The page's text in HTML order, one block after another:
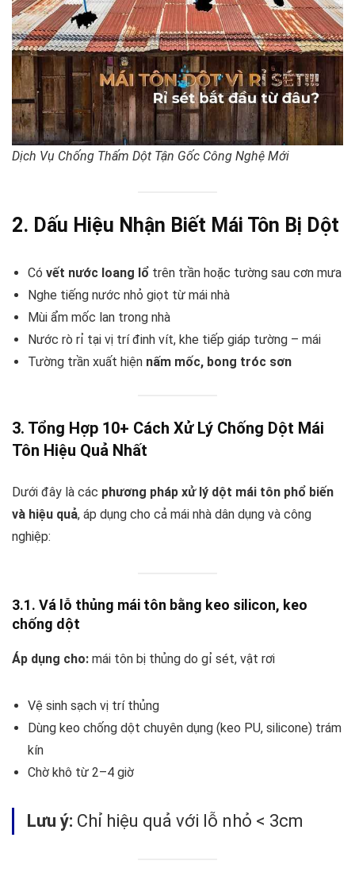
Dịch Vụ Chống Thấm Dột Tận Gốc Công Nghệ Mới
2. Dấu Hiệu Nhận Biết Mái Tôn Bị Dột
Có vết nước loang lổ trên trần hoặc tường sau cơn mưa
Nghe tiếng nước nhỏ giọt từ mái nhà
Mùi ẩm mốc lan trong nhà
Nước rò rỉ tại vị trí đinh vít, khe tiếp giáp tường – mái
Tường trần xuất hiện nấm mốc, bong tróc sơn
3. Tổng Hợp 10+ Cách Xử Lý Chống Dột Mái
Tôn Hiệu Quả Nhất
Dưới đây là các phương pháp xử lý dột mái tôn phổ biến
và hiệu quả, áp dụng cho cả mái nhà dân dụng và công
nghiệp:
3.1. Vá lỗ thủng mái tôn bằng keo silicon, keo
chống dột
Áp dụng cho: mái tôn bị thủng do gỉ sét, vật rơi
Vệ sinh sạch vị trí thủng
Dùng keo chống dột chuyên dụng (keo PU, silicone) trám
kín
Chờ khô từ 2–4 giờ
Lưu ý: Chỉ hiệu quả với lỗ nhỏ < 3cm